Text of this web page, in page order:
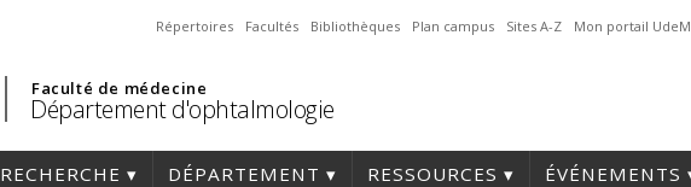
Répertoires Facultés Bibliothèques Plan campus Sites A-Z Mon portail UdeM
Faculté de médecine
Département d'ophtalmologie
RECHERCHE DÉPARTEMENT RESSOURCES ÉVÉNEMENTS